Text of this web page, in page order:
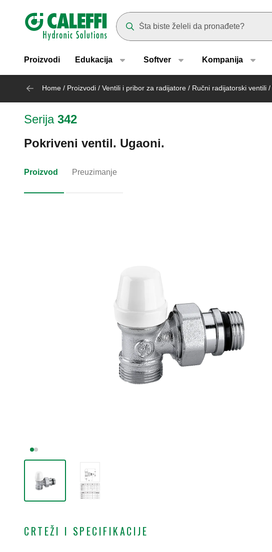
Header main navigation
Proizvodi Edukacija Softver Kompanija
Home / Proizvodi / Ventili i pribor za radijatore / Ručni radijatorski ventili /
Serija 342
Pokriveni ventil. Ugaoni.
Proizvod Preuzimanje
CRTEŽI I SPECIFIKACIJE